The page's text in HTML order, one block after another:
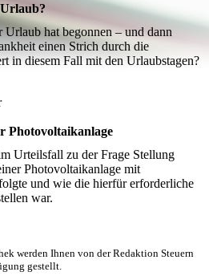
hat begonnen – und dann
einen Strich durch die
in diesem Fall mit den Urlaubstagen?
Photovoltaikanlage
Urteilsfall zu der Frage Stellung
Photovoltaikanlage mit
und wie die hierfür erforderliche
war.
werden Ihnen von der Redaktion Steuern
gestellt.